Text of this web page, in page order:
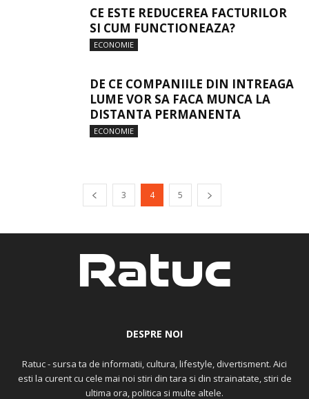
CE ESTE REDUCEREA FACTURILOR
SI CUM FUNCTIONEAZA?
ECONOMIE
DE CE COMPANIILE DIN INTREAGA
LUME VOR SA FACA MUNCA LA
DISTANTA PERMANENTA
ECONOMIE
3 4 5
DESPRE NOI
Ratuc - sursa ta de informatii, cultura, lifestyle, divertisment. Aici
esti la curent cu cele mai noi stiri din tara si din strainatate, stiri de
ultima ora, politica si multe altele.